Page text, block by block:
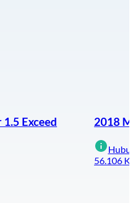
Exceed 2018
56.106